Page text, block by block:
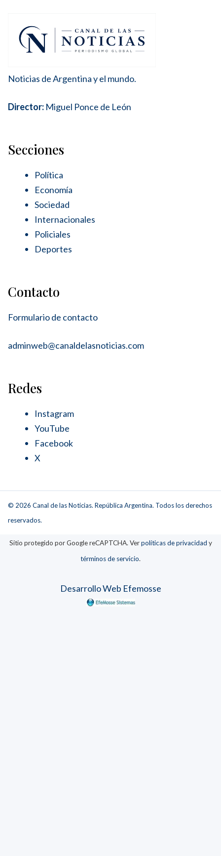
Noticias de Argentina y el mundo.
Director: Miguel Ponce de León
Secciones
Política
Economía
Sociedad
Internacionales
Policiales
Deportes
Contacto
Formulario de contacto
adminweb@canaldelasnoticias.com
Redes
Instagram
YouTube
Facebook
X
© 2026 Canal de las Noticias. República Argentina. Todos los derechos
reservados.
Sitio protegido por Google reCAPTCHA. Verpolíticas de privacidad y
términos de servicio.
Desarrollo Web Efemosse